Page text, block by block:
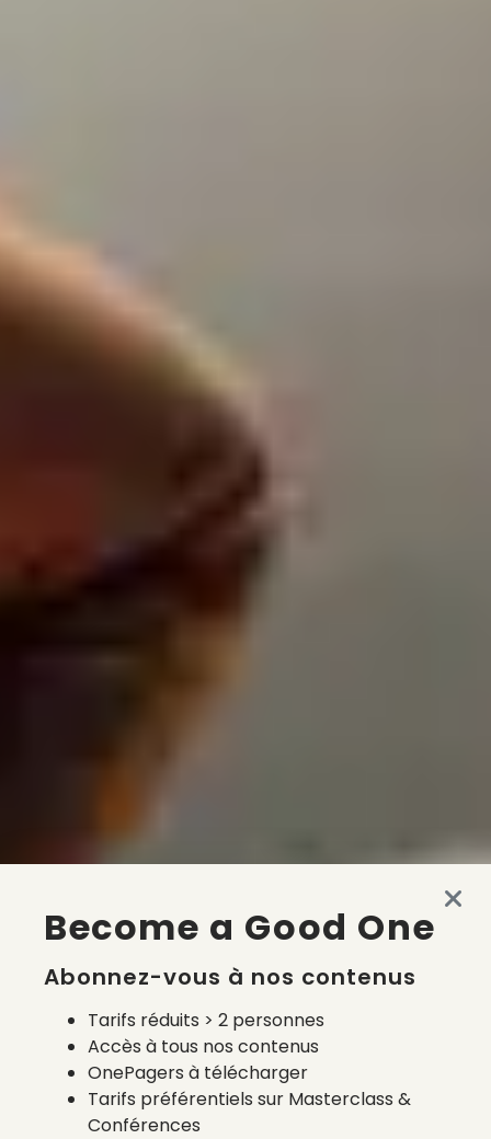
Become a Good One
Abonnez-vous à nos contenus
Tarifs réduits > 2 personnes
Accès à tous nos contenus
OnePagers à télécharger
Tarifs préférentiels sur Masterclass &
Conférences